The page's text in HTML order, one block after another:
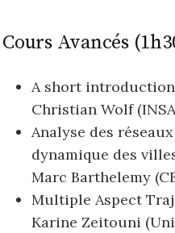
Cours Avancés
A short
Christian Wolf
Analyse des
dynamique des
Marc Barthelemy
Multiple Aspect
Karine Zeitouni